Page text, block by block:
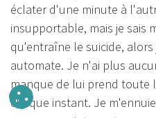
éclater d'une minute à
insupportable, mais je
qu'entraîne le suicide,
automate. Je n'ai plus
manque de lui prend toute
chaque instant. Je